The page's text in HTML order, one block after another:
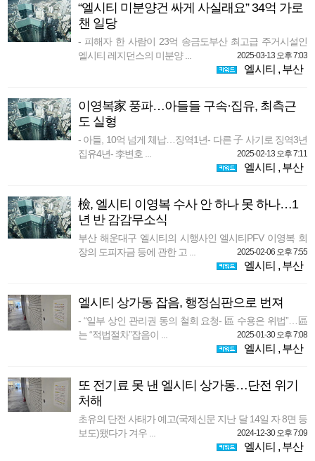
“엘시티 미분양건 싸게 사실래요” 34억 가로
챈 일당
- 피해자 한 사람이 23억 송금도부산 최고급 주거시설인
엘시티 레지던스의 미분양 ...
2025-03-13 오후 7:03
엘시티 , 부산
이영복家 풍파…아들들 구속·집유, 최측근
도 실형
- 아들, 10억 넘게 체납…징역1년- 다른 子 사기로 징역3년
집유4년- 李변호 ...
2025-02-13 오후 7:11
엘시티 , 부산
檢, 엘시티 이영복 수사 안 하나 못 하나…1
년 반 감감무소식
부산 해운대구 엘시티의 시행사인 엘시티PFV 이영복 회
장의 도피자금 등에 관한 고 ...
2025-02-06 오후 7:55
엘시티 , 부산
엘시티 상가동 잡음, 행정심판으로 번져
- “일부 상인 관리권 동의 철회 요청- 區 수용은 위법”…區
는 “적법절차”잡음이 ...
2025-01-30 오후 7:08
엘시티 , 부산
또 전기료 못 낸 엘시티 상가동…단전 위기
처해
초유의 단전 사태가 예고(국제신문 지난 달 14일 자 8면 등
보도)됐다가 겨우 ...
2024-12-30 오후 7:09
엘시티 , 부산